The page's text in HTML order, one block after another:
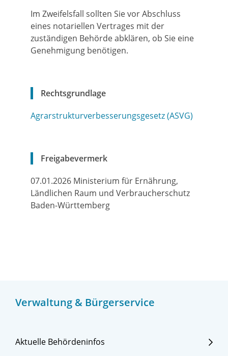
Verwaltung & Bürgerservice
Aktuelle Behördeninfos
Im Zweifelsfall sollten Sie vor Abschluss
eines notariellen Vertrages mit der
zuständigen Behörde abklären, ob Sie eine
Genehmigung benötigen.
Rechtsgrundlage
Agrarstrukturverbesserungsgesetz (ASVG)
Freigabevermerk
07.01.2026 Ministerium für Ernährung,
Ländlichen Raum und Verbraucherschutz
Baden-Württemberg